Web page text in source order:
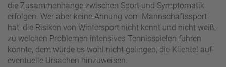
die Zusammenhänge zwischen Sport und Symptomatik
erfolgen. Wer aber keine Ahnung vom Mannschaftssport
hat, die Risiken von Wintersport nicht kennt und nicht weiß,
zu welchen Problemen intensives Tennisspielen führen
könnte, dem würde es wohl nicht gelingen, die Klientel auf
eventuelle Ursachen hinzuweisen.